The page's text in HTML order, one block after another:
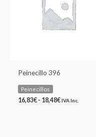
Peinecillo 396
Peinecillos
16,83€ - 18,48€
hasta
18,48€
IVA Inc.